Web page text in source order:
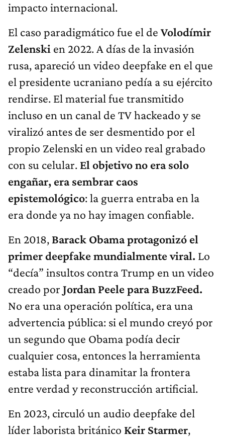
impacto internacional.
El caso paradigmático fue el de Volodímir
Zelenski en 2022. A días de la invasión
rusa, apareció un video deepfake en el que
el presidente ucraniano pedía a su ejército
rendirse. El material fue transmitido
incluso en un canal de TV hackeado y se
viralizó antes de ser desmentido por el
propio Zelenski en un video real grabado
con su celular. El objetivo no era solo
engañar, era sembrar caos
epistemológico: la guerra entraba en la
era donde ya no hay imagen confiable.
En 2018, Barack Obama protagonizó el
primer deepfake mundialmente viral. Lo
“decía” insultos contra Trump en un video
creado por Jordan Peele para BuzzFeed.
No era una operación política, era una
advertencia pública: si el mundo creyó por
un segundo que Obama podía decir
cualquier cosa, entonces la herramienta
estaba lista para dinamitar la frontera
entre verdad y reconstrucción artificial.
En 2023, circuló un audio deepfake del
líder laborista británico Keir Starmer,